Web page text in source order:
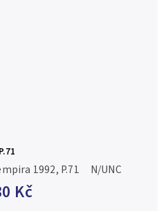
Kč
1992, P.71 N/UNC